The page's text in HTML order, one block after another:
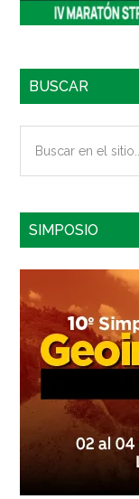
BUSCAR
SIMPOSIO